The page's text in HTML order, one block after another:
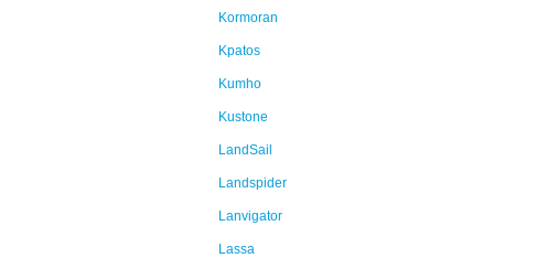
Kormoran
Kpatos
Kumho
Kustone
LandSail
Landspider
Lanvigator
Lassa